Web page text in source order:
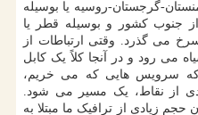
گرجستان-روسیه یا بوسیله
از جنوب کشور و بوسیله قطر یا
می گذرد. وقتی ارتباطات از
می رود و در آنجا کلاً یک کابل
سرویس هایی که می خریم،
از نقاط، یک مسیر می شود.
زیادی از ترافیک ما مبتلا به